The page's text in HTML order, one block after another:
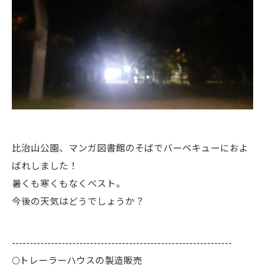
比治山公園、マンガ図書館のそばでバーベキューにおよ
ばれしました！
暑くも寒くもなくベスト。
今後の天気はどうでしょうか？
--------------------------------------------------------------
🌕️トレーラーハウスの製造販売